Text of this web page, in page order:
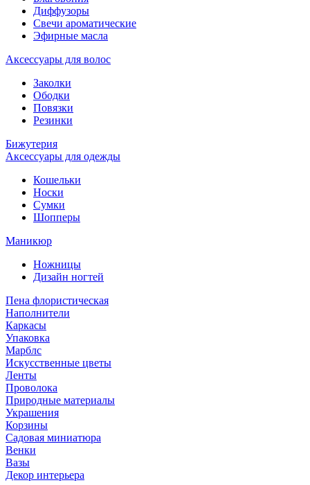
Диффузоры
Свечи ароматические
Эфирные масла
Аксессуары для волос
Заколки
Ободки
Повязки
Резинки
Бижутерия
Аксессуары для одежды
Кошельки
Носки
Сумки
Шопперы
Маникюр
Ножницы
Дизайн ногтей
Пена флористическая
Наполнители
Каркасы
Упаковка
Марблс
Искусственные цветы
Ленты
Проволока
Природные материалы
Украшения
Корзины
Садовая миниатюра
Венки
Вазы
Декор интерьера